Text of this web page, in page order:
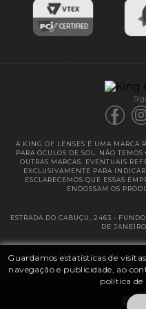
Guardamos estatísticas de
navegação e publicidade, ao
política de
Entregas
A KING OF LENSES É UMA MARCA
PARA ÓCULOS DE SOL. NÃO
OUTRAS MARCAS. EVENTUAIS
EXCLUSIVAMENTE PARA
ESCLARECEMOS QUE ESSAS
ENDOSSAM OS
ESTRADA DO CABUÇU, 2463 -
DE
@ 2025 | KING OF LENSES -
LENTES LTDA ME |